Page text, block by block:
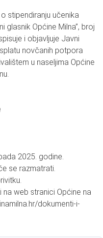
stipendiranju učenika
glasnik Općine Milna”, broj
i objavljuje Javni
novčanih potpora
u naseljima Općine
2025. godine.
se razmatrati.
web stranici Općine na
dokumenti-i-